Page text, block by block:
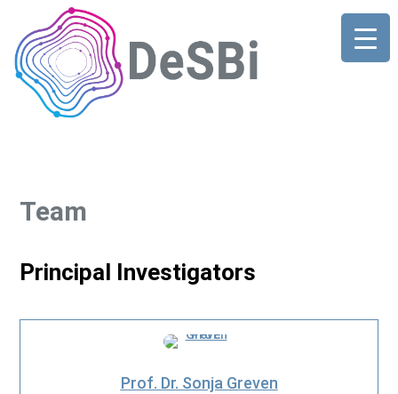
Team
Principal Investigators
Prof. Dr. Sonja Greven